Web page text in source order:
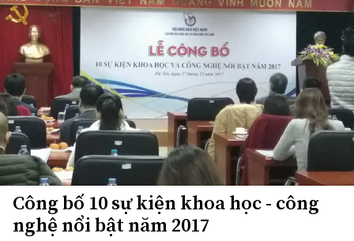
Công bố 10 sự kiện khoa học - công
nghệ nổi bật năm 2017